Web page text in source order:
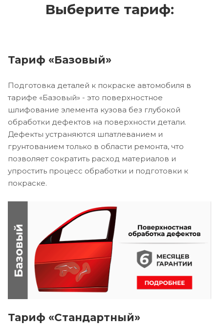
Выберите тариф:
Тариф «Базовый»
Подготовка деталей к покраске автомобиля в
тарифе «Базовый» - это поверхностное
шлифование элемента кузова без глубокой
обработки дефектов на поверхности детали.
Дефекты устраняются шпатлеванием и
грунтованием только в области ремонта, что
позволяет сократить расход материалов и
упростить процесс обработки и подготовки к
покраске.
Тариф «Стандартный»